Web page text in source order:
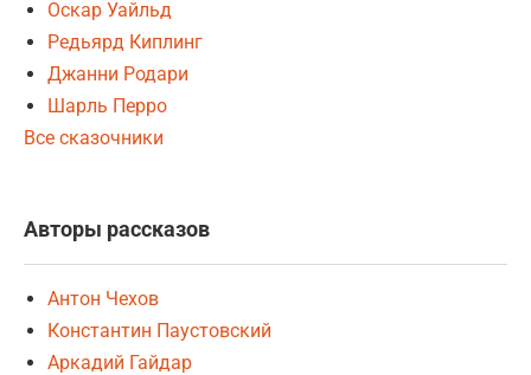
Оскар Уайльд
Редьярд Киплинг
Джанни Родари
Шарль Перро
Все сказочники
Авторы рассказов
Антон Чехов
Константин Паустовский
Аркадий Гайдар